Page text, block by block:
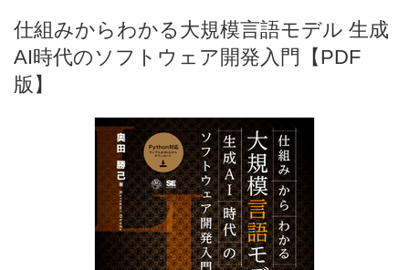
仕組みからわかる大規模言語モデル 生成
AI時代のソフトウェア開発入門【PDF
版】